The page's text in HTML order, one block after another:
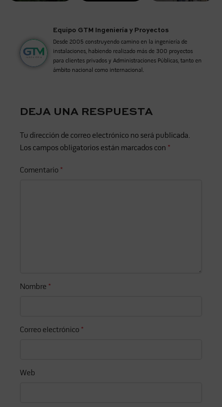
Equipo GTM Ingeniería y Proyectos
Desde 2005 construyendo camino en la ingeniería de
instalaciones, habiendo realizado más de 300 proyectos
para clientes privados y Administraciones Públicas, tanto en
ámbito nacional como internacional.
DEJA UNA RESPUESTA
Tu dirección de correo electrónico no será publicada.
Los campos obligatorios están marcados con *
Comentario *
Nombre *
Correo electrónico *
Web